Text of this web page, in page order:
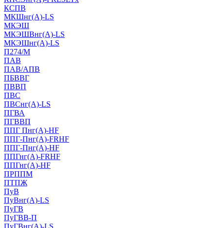
КСПВ
МКШнг(А)-LS
МКЭШ
МКЭШВнг(А)-LS
МКЭШнг(А)-LS
П274/М
ПАВ
ПАВ/АПВ
ПБВВГ
ПВВП
ПВС
ПВСнг(А)-LS
ПГВА
ПГВВП
ППГ Пнг(А)-HF
ППГ-Пнг(А)-FRHF
ППГ-Пнг(А)-HF
ППГнг(А)-FRHF
ППГнг(А)-HF
ПРППМ
ПТПЖ
ПуВ
ПуВнг(А)-LS
ПуГВ
ПуГВВ-П
ПуГВнг(А)-LS